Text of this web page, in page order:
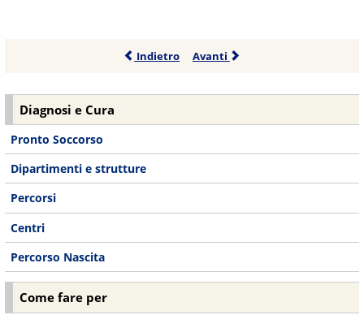
Indietro Avanti
Diagnosi e Cura
Pronto Soccorso
Dipartimenti e strutture
Percorsi
Centri
Percorso Nascita
Come fare per